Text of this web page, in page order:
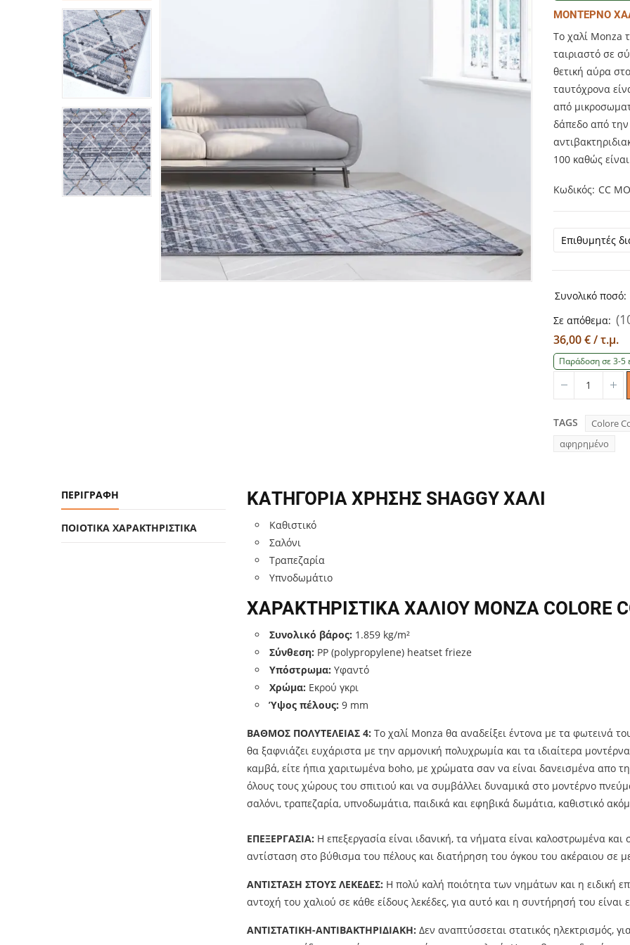
ΜΟΝΤΕΡΝΟ
Το χαλί Monza
ταιριαστό σε
θετική αύρα
ταυτόχρονα
από
δάπεδο από την
100 καθώς
Κωδικός CC
Συνολικό ποσό:
Σε απόθεμα:
36,00 € / τ.μ.
Παράδοση σε 3-5
Quantity
TAGS
Colore
αφηρημένο
ΠΕΡΙΓΡΑΦΉ
ΠΟΙΟΤΙΚΑ ΧΑΡΑΚΤΗΡΙΣΤΙΚΑ
ΚΑΤΗΓΟΡΙΑ ΧΡΗΣΗΣ SHAGGY ΧΑΛΙ
Καθιστικό
Σαλόνι
Τραπεζαρία
Υπνοδωμάτιο
ΧΑΡΑΚΤΗΡΙΣΤΙΚΑ ΧΑΛΙΟΥ MONZA COLORE
Συνολικό βάρος: 1.859 kg/m²
Σύνθεση: PP (polypropylene) heatset frieze
Υπόστρωμα: Υφαντό
Χρώμα: Εκρού γκρι
Ύψος πέλους: 9 mm
ΒΑΘΜΟΣ ΠΟΛΥΤΕΛΕΙΑΣ 4: Το χαλί Monza θα αναδείξει έντονα με τα φωτεινά
θα ξαφνιάζει ευχάριστα με την αρμονική πολυχρωμία και τα ιδιαίτερα
καμβά, είτε ήπια χαριτωμένα boho, με χρώματα σαν να είναι δανεισμένα απο
όλους τους χώρους του σπιτιού και να συμβάλλει δυναμικά στο μοντέρνο
σαλόνι, τραπεζαρία, υπνοδωμάτια, παιδικά και εφηβικά δωμάτια, καθιστικό
ΕΠΕΞΕΡΓΑΣΙΑ: Η επεξεργασία είναι ιδανική, τα νήματα είναι καλοστρωμένα
αντίσταση στο βύθισμα του πέλους και διατήρηση του όγκου του ακέραιου σε
ΑΝΤΙΣΤΑΣΗ ΣΤΟΥΣ ΛΕΚΕΔΕΣ: Η πολύ καλή ποιότητα των νημάτων και η ειδική
αντοχή του χαλιού σε κάθε είδους λεκέδες, για αυτό και η συντήρησή του είναι
ΑΝΤΙΣΤΑΤΙΚΗ-ΑΝΤΙΒΑΚΤΗΡΙΔΙΑΚΗ: Δεν αναπτύσσεται στατικός ηλεκτρισμός,